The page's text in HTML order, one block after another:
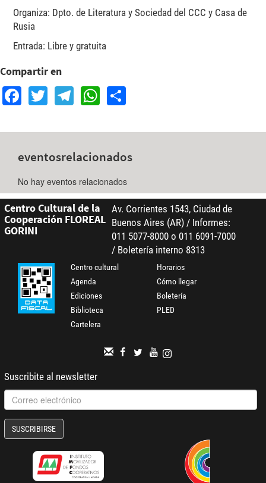
Organiza: Dpto. de Literatura y Sociedad del CCC y Casa de
Rusia
Entrada: Libre y gratuita
Compartir en
Facebook
TwitterTelegram
WhatsApp
eventosrelacionados
No hay eventos relacionados
Centro Cultural de la
Cooperación FLOREAL
GORINI
Av. Corrientes 1543, Ciudad de
Buenos Aires (AR) / Informes:
011 5077-8000 o 011 6091-7000
/ Boletería interno 8313
Centro cultural
Agenda
Ediciones
Biblioteca
Cartelera
Horarios
Cómo llegar
Boletería
PLED
Suscribite al newsletter
SUSCRIBIRSE